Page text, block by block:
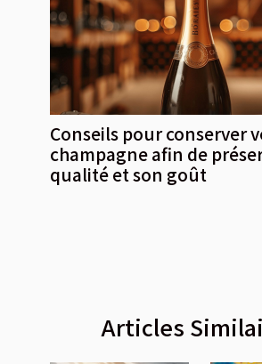
Conseils pour conserver
champagne afin de
qualité et son goût
Articles